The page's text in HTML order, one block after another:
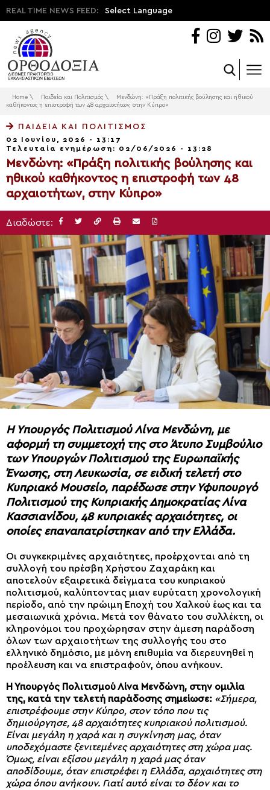
REAL TIME NEWS FEED: Select Language
Home \ Παιδεία και Πολιτισμός \
Μενδώνη: «Πράξη πολιτικής βούλησης και ηθικού
καθήκοντος η επιστροφή των 48 αρχαιοτήτων, στην Κύπρο»
ΠΑΙΔΕΊΑ ΚΑΙ ΠΟΛΙΤΙΣΜΌΣ
02 Ιουνίου, 2026 - 13:17
Τελευταία ενημέρωση: 02/06/2026 - 13:28
Μενδώνη: «Πράξη πολιτικής βούλησης και
ηθικού καθήκοντος η επιστροφή των 48
αρχαιοτήτων, στην Κύπρο»
Διαδώστε:
Η Υπουργός Πολιτισμού Λίνα Μενδώνη, με
αφορμή τη συμμετοχή της στο Άτυπο Συμβούλιο
των Υπουργών Πολιτισμού της Ευρωπαϊκής
Ένωσης, στη Λευκωσία, σε ειδική τελετή στο
Κυπριακό Μουσείο, παρέδωσε στην Υφυπουργό
Πολιτισμού της Κυπριακής Δημοκρατίας Λίνα
Κασσιανίδου, 48 κυπριακές αρχαιότητες, οι
οποίες επαναπατρίστηκαν από την Ελλάδα.
Οι συγκεκριμένες αρχαιότητες, προέρχονται από τη
συλλογή του πρέσβη Χρήστου Ζαχαράκη και
αποτελούν εξαιρετικά δείγματα του κυπριακού
πολιτισμού, καλύπτοντας μιαν ευρύτατη χρονολογική
περίοδο, από την πρώιμη Εποχή του Χαλκού έως και τα
μεσαιωνικά χρόνια. Μετά τον θάνατο του συλλέκτη, οι
κληρονόμοι του προχώρησαν στην άμεση παράδοση
όλων των αρχαιοτήτων της συλλογής του στο
ελληνικό δημόσιο, με μόνη επιθυμία να διερευνηθεί η
προέλευση και να επιστραφούν, όπου ανήκουν.
Η Υπουργός Πολιτισμού Λίνα Μενδώνη, στην ομιλία
της, κατά την τελετή παράδοσης σημείωσε: «Σήμερα,
επιστρέφουμε στην Κύπρο, στον τόπο που τις
δημιούργησε, 48 αρχαιότητες κυπριακού πολιτισμού.
Είναι μεγάλη η χαρά και η συγκίνηση μας, όταν
υποδεχόμαστε ξενιτεμένες αρχαιότητες στη χώρα μας.
Όμως, είναι εξίσου μεγάλη η χαρά μας όταν
αποδίδουμε, όταν επιστρέφει η Ελλάδα, αρχαιότητες στη
χώρα όπου ανήκουν. Γιατί αυτό είναι το δέον και το